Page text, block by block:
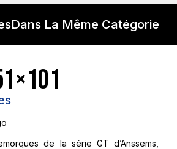
Dans La Même Catégorie
de la série GT d’Anssems,